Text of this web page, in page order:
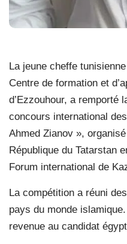
La jeune cheffe
Centre de formation et
d’Ezzouhour, a remporté
concours international
Ahmed Zianov »,
République du Tatarstan
Forum international de
La compétition a réuni
pays du monde
revenue au candidat